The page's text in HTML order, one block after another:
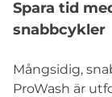
Spara tid
snabbcykler
Mångsidig,
ProWash är